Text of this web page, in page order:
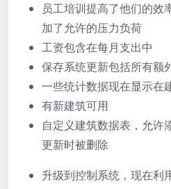
员工培训提高了他们的效
加了允许的压力负荷
工资包含在每月支出中
保存系统更新包括所有额
一些统计数据现在显示在
有新建筑可用
自定义建筑数据表，允许
更新时被删除
升级到控制系统，现在利